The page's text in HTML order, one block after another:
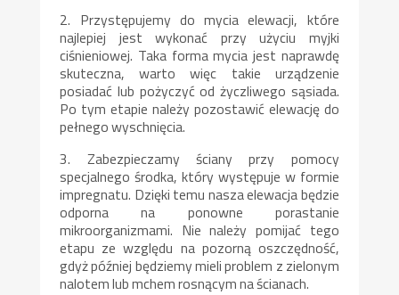
2. Przystępujemy do mycia elewacji, które
najlepiej jest wykonać przy użyciu myjki
ciśnieniowej. Taka forma mycia jest naprawdę
skuteczna, warto więc takie urządzenie
posiadać lub pożyczyć od życzliwego sąsiada.
Po tym etapie należy pozostawić elewację do
pełnego wyschnięcia.
3. Zabezpieczamy ściany przy pomocy
specjalnego środka, który występuje w formie
impregnatu. Dzięki temu nasza elewacja będzie
odporna na ponowne porastanie
mikroorganizmami. Nie należy pomijać tego
etapu ze względu na pozorną oszczędność,
gdyż później będziemy mieli problem z zielonym
nalotem lub mchem rosnącym na ścianach.